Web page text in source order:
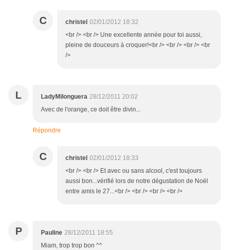
C christel 02/01/2012 18:32
<br /> <br /> Une excellente année pour toi aussi,
pleine de douceurs à croquer!<br /> <br /> <br /> <br
/>
L LadyMilonguera 28/12/2011 20:02
Avec de l'orange, ce doit être divin...
Répondre
C christel 02/01/2012 18:33
<br /> <br /> Et avec ou sans alcool, c'est toujours
aussi bon...vérifié lors de notre dégustation de Noël
entre amis le 27...<br /> <br /> <br /> <br />
P Pauline 28/12/2011 18:55
Miam, trop trop bon ^^